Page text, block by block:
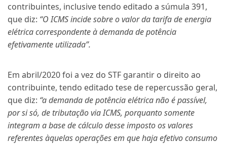
contribuintes, inclusive tendo editado a súmula 391,
que diz: “O ICMS incide sobre o valor da tarifa de energia
elétrica correspondente à demanda de potência
efetivamente utilizada”.
Em abril/2020 foi a vez do STF garantir o direito ao
contribuinte, tendo editado tese de repercussão geral,
que diz: “a demanda de potência elétrica não é passível,
por si só, de tributação via ICMS, porquanto somente
integram a base de cálculo desse imposto os valores
referentes àquelas operações em que haja efetivo consumo